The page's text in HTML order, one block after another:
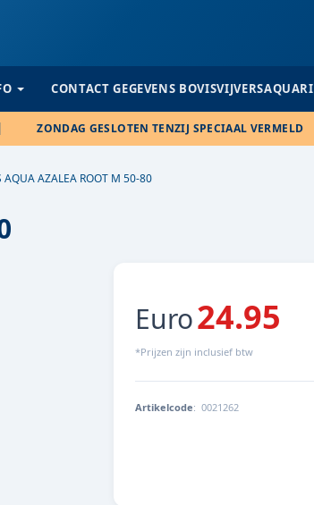
CONTACT GEGEVENS
ZONDAG GESLOTEN TENZIJ SPECIAAL VERMELD
AQUA AZALEA ROOT M 50-80
Euro24.95
*Prijzen zijn inclusief btw
Artikelcode: 0021262